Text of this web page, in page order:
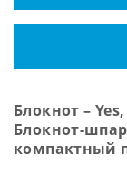
Блокнот –
Блокнот-
компактный